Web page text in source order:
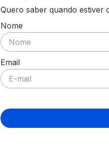
Quero saber quando estiver